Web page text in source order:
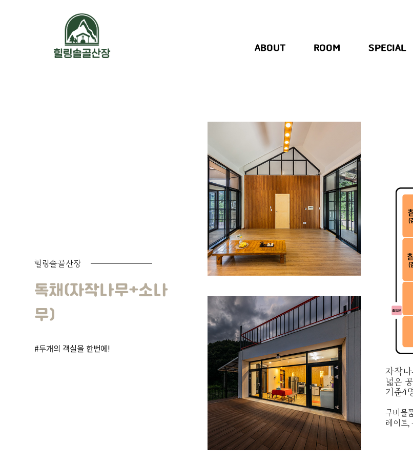
ABOUT ROOM SPECIAL
힐링솔골산장
독채(자작나무+소나
무)
#두개의 객실을 한번에!
자작
넓은
기준4
구비물
레이트,